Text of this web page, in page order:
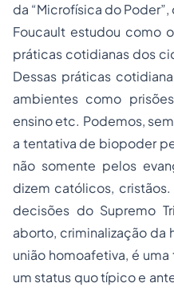
da “Microfísica do
Foucault estudou como
práticas cotidianas dos
Dessas práticas
ambientes como
ensino etc. Podemos,
a tentativa de biopoder
não somente pelos
dizem católicos,
decisões do Supremo
aborto, criminalização da
união homoafetiva, é
um status quotípico e